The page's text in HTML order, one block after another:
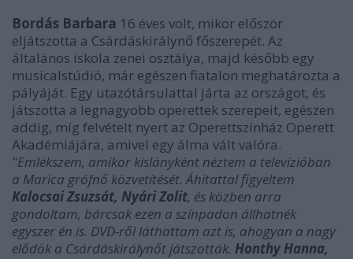
Bordás Barbara 16 éves volt, mikor először
eljátszotta a Csárdáskirálynő főszerepét. Az
általános iskola zenei osztálya, majd később egy
musicalstúdió, már egészen fiatalon meghatározta a
pályáját. Egy utazótársulattal járta az országot, és
játszotta a legnagyobb operettek szerepeit, egészen
addig, míg felvételt nyert az Operettszínház Operett
Akadémiájára, amivel egy álma vált valóra.
"Emlékszem, amikor kislányként néztem a televízióban
a Marica grófnő közvetítését. Áhitattal figyeltem
Kalocsai Zsuzsát, Nyári Zolit, és közben arra
gondoltam, bárcsak ezen a színpadon állhatnék
egyszer én is. DVD-ről láthattam azt is, ahogyan a nagy
elődök a Csárdáskirálynőt játszották. Honthy Hanna,